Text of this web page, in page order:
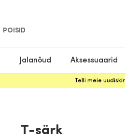
POISID
Jalanõud Aksessuaarid
Telli meie
T-särk